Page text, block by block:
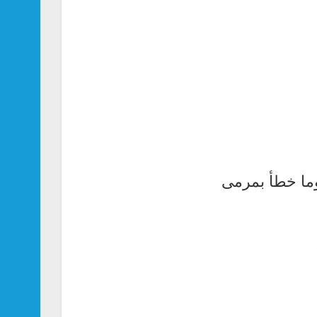
خطأ بمرمى